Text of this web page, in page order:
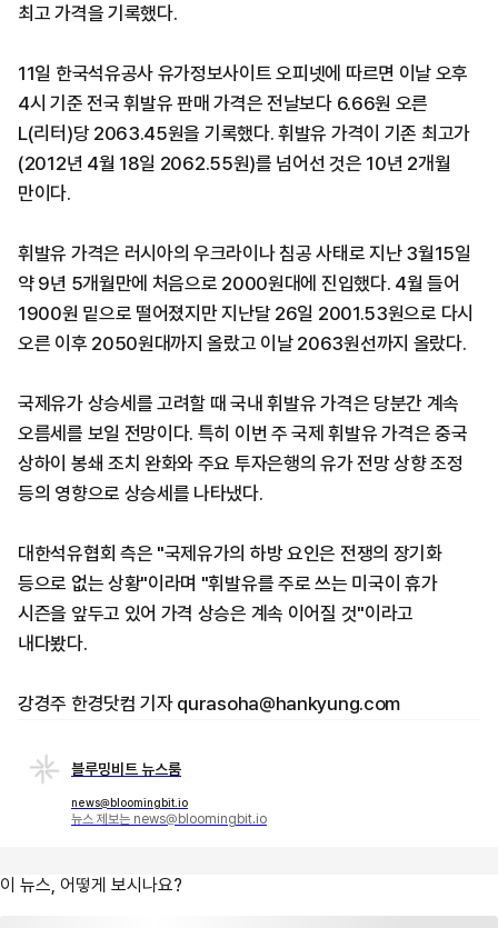
최고 가격을 기록했다.
11일 한국석유공사 유가정보사이트 오피넷에 따르면 이날 오후
4시 기준 전국 휘발유 판매 가격은 전날보다 6.66원 오른
L(리터)당 2063.45원을 기록했다. 휘발유 가격이 기존 최고가
(2012년 4월 18일 2062.55원)를 넘어선 것은 10년 2개월
만이다.
휘발유 가격은 러시아의 우크라이나 침공 사태로 지난 3월15일
약 9년 5개월만에 처음으로 2000원대에 진입했다. 4월 들어
1900원 밑으로 떨어졌지만 지난달 26일 2001.53원으로 다시
오른 이후 2050원대까지 올랐고 이날 2063원선까지 올랐다.
국제유가 상승세를 고려할 때 국내 휘발유 가격은 당분간 계속
오름세를 보일 전망이다. 특히 이번 주 국제 휘발유 가격은 중국
상하이 봉쇄 조치 완화와 주요 투자은행의 유가 전망 상향 조정
등의 영향으로 상승세를 나타냈다.
대한석유협회 측은 "국제유가의 하방 요인은 전쟁의 장기화
등으로 없는 상황"이라며 "휘발유를 주로 쓰는 미국이 휴가
시즌을 앞두고 있어 가격 상승은 계속 이어질 것"이라고
내다봤다.
강경주 한경닷컴 기자 qurasoha@hankyung.com
블루밍비트 뉴스룸
news@bloomingbit.io
뉴스 제보는 news@bloomingbit.io
이 뉴스, 어떻게 보시나요?